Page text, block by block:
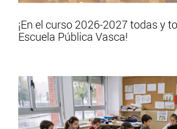
¡En el curso 2026-2027 todas y
Escuela Pública Vasca!